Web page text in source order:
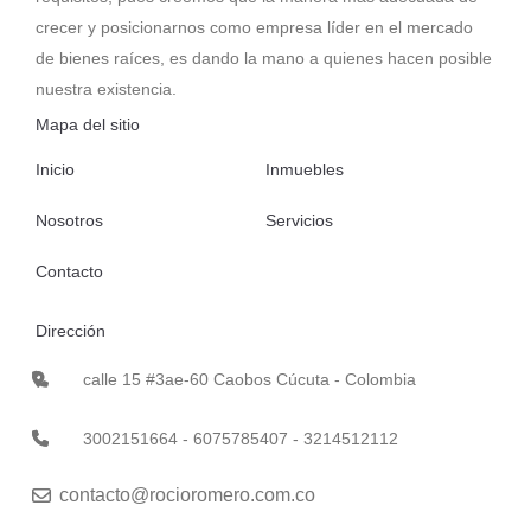
crecer y posicionarnos como empresa líder en el mercado
de bienes raíces, es dando la mano a quienes hacen posible
nuestra existencia.
Mapa del sitio
Inicio Inmuebles
Nosotros Servicios
Contacto
Dirección
calle 15 #3ae-60 Caobos Cúcuta - Colombia
3002151664 - 6075785407 - 3214512112
contacto@rocioromero.com.co